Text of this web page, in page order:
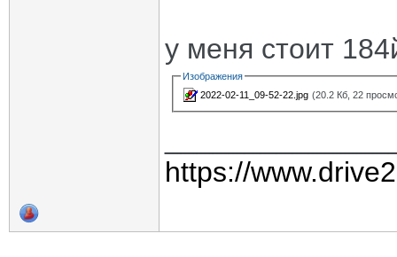
у меня стоит
Изображения
2022-02-11_09-52-22.jpg (20.2 Кб, 22
https://